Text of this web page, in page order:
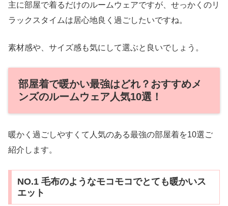
主に部屋で着るだけのルームウェアですが、せっかくのリ
ラックスタイムは居心地良く過ごしたいですね。
素材感や、サイズ感も気にして選ぶと良いでしょう。
部屋着で暖かい最強はどれ？おすすめメ
ンズのルームウェア人気10選！
暖かく過ごしやすくて人気のある最強の部屋着を10選ご
紹介します。
NO.1 毛布のようなモコモコでとても暖かいス
エット